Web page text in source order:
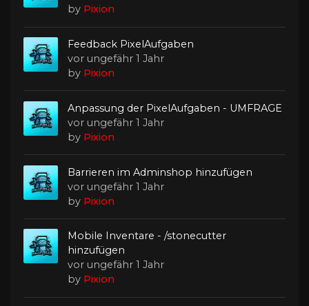
by Pixion
Feedback PixelAufgaben
vor ungefähr 1 Jahr
by Pixion
Anpassung der PixelAufgaben - UMFRAGE
vor ungefähr 1 Jahr
by Pixion
Barrieren im Adminshop hinzufügen
vor ungefähr 1 Jahr
by Pixion
Mobile Inventare - /stonecutter
hinzufügen
vor ungefähr 1 Jahr
by Pixion